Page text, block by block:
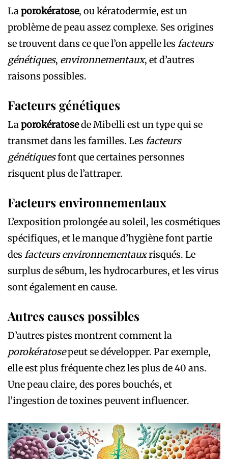
Laporokératose, ou kératodermie, est un
problème de peau assez complexe. Ses origines
se trouvent dans ce que l’on appelle les facteurs
génétiques, environnementaux, et d’autres
raisons possibles.
Facteurs génétiques
Laporokératosede Mibelli est un type qui se
transmet dans les familles. Les facteurs
génétiquesfont que certaines personnes
risquent plus de l’attraper.
Facteurs environnementaux
L’exposition prolongée au soleil, les cosmétiques
spécifiques, et le manque d’hygiène font partie
des facteurs environnementauxrisqués. Le
surplus de sébum, les hydrocarbures, et les virus
sont également en cause.
Autres causes possibles
D’autres pistes montrent comment la
porokératosepeut se développer. Par exemple,
elle est plus fréquente chez les plus de 40 ans.
Une peau claire, des pores bouchés, et
l’ingestion de toxines peuvent influencer.